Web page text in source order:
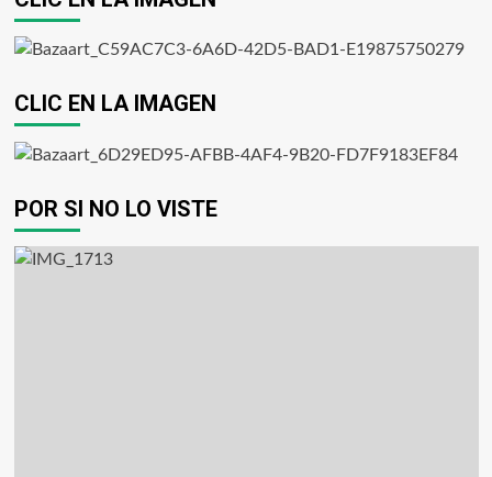
CLIC EN LA IMAGEN
POR SI NO LO VISTE